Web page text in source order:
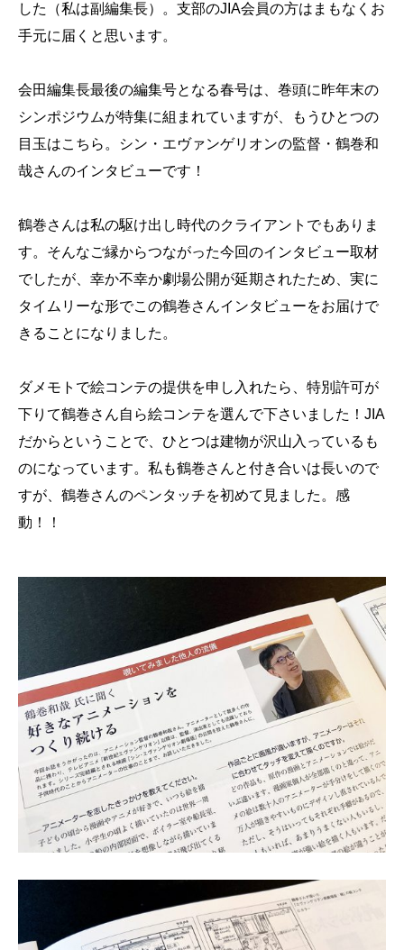
した（私は副編集長）。支部のJIA会員の方はまもなくお
手元に届くと思います。
会田編集長最後の編集号となる春号は、巻頭に昨年末の
シンポジウムが特集に組まれていますが、もうひとつの
目玉はこちら。シン・エヴァンゲリオンの監督・鶴巻和
哉さんのインタビューです！
鶴巻さんは私の駆け出し時代のクライアントでもありま
す。そんなご縁からつながった今回のインタビュー取材
でしたが、幸か不幸か劇場公開が延期されたため、実に
タイムリーな形でこの鶴巻さんインタビューをお届けで
きることになりました。
ダメモトで絵コンテの提供を申し入れたら、特別許可が
下りて鶴巻さん自ら絵コンテを選んで下さいました！JIA
だからということで、ひとつは建物が沢山入っているも
のになっています。私も鶴巻さんと付き合いは長いので
すが、鶴巻さんのペンタッチを初めて見ました。感
動！！